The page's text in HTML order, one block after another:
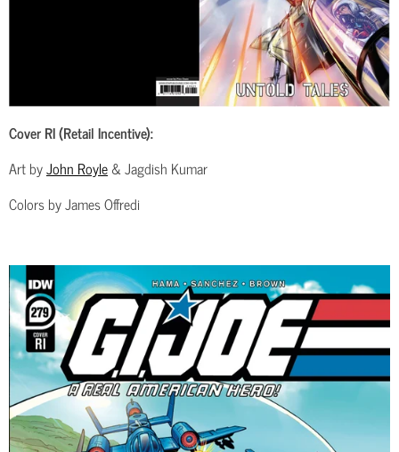
Cover RI (Retail Incentive):
Art byJohn Royle& Jagdish Kumar
Colors by James Offredi